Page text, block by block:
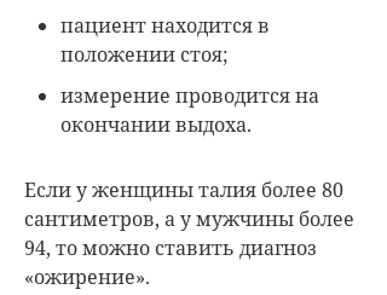
пациент находится в
положении стоя;
измерение проводится на
окончании выдоха.
Если у женщины талия более 80
сантиметров, а у мужчины более
94, то можно ставить диагноз
«ожирение».